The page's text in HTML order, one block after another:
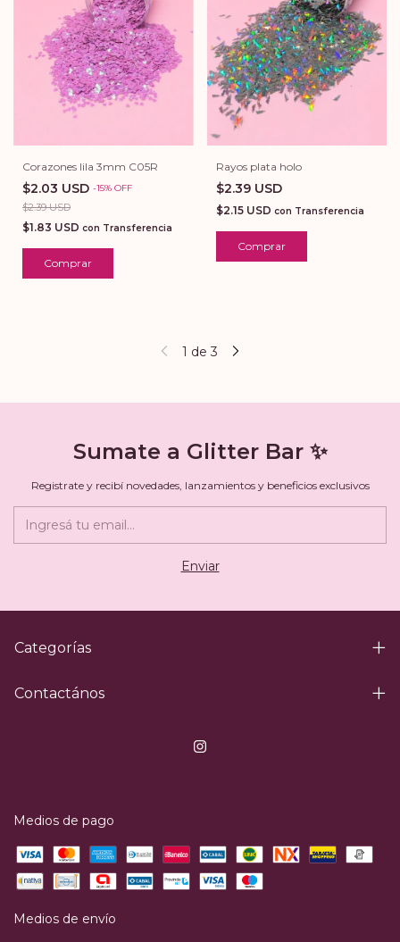
Corazones lila 3mm C05R
$2.03 USD -15% OFF
$2.39 USD
$1.83 USD con Transferencia
Comprar
Rayos plata holo
$2.39 USD
$2.15 USD con Transferencia
Comprar
1 de 3
Sumate a Glitter Bar ✨
Registrate y recibí novedades, lanzamientos y beneficios exclusivos
Categorías
Contactános
Medios de pago
Medios de envío